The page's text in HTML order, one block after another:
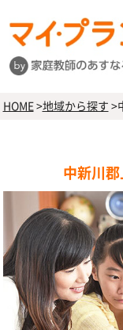
HOME>地域から探す >
中新川